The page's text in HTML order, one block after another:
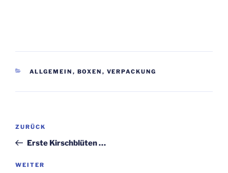
KATEGORIEN
ALLGEMEIN , BOXEN , VERPACKUNG
Beitragsnavigation
Vorheriger
Beitrag
ZURÜCK
Erste Kirschblüten …
Nächster
WEITER